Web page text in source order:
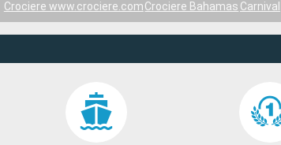
Crociere www.crociere.comCrociere Bahamas Carnival